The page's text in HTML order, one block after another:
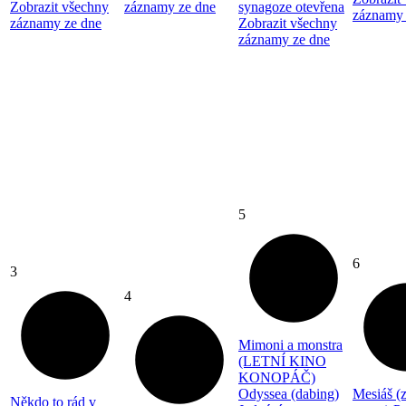
Zobrazit všechny
záznamy ze dne
záznamy ze dne
synagoze otevřena
Zobrazit všechny
záznamy ze dne
3
Někdo to rád v
4
5
Mimoni a monstra
(LETNÍ KINO
KONOPÁČ)
Odyssea (dabing)
6
Mesiáš